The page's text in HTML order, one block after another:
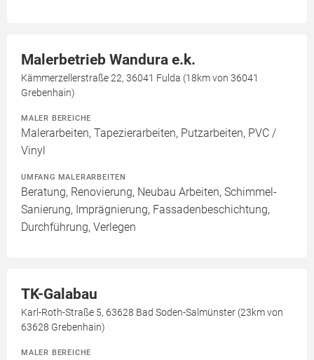
Malerbetrieb Wandura e.k.
Kämmerzellerstraße 22, 36041 Fulda (18km von 36041
Grebenhain)
MALER BEREICHE
Malerarbeiten, Tapezierarbeiten, Putzarbeiten, PVC /
Vinyl
UMFANG MALERARBEITEN
Beratung, Renovierung, Neubau Arbeiten, Schimmel-
Sanierung, Imprägnierung, Fassadenbeschichtung,
Durchführung, Verlegen
TK-Galabau
Karl-Roth-Straße 5, 63628 Bad Soden-Salmünster (23km von
63628 Grebenhain)
MALER BEREICHE